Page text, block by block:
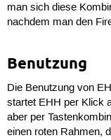
man sich diese
nachdem man den
Benutzung
Die Benutzung von
startet EHH per Klick
aber per
einen roten Rahmen,